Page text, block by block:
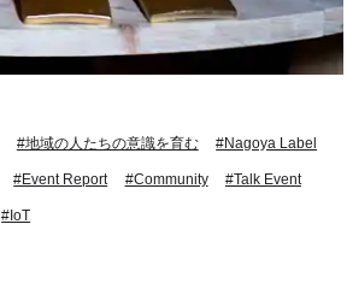
#地域の人たちの意識を育む #Nagoya Label
#Event Report #Community #Talk Event
#IoT